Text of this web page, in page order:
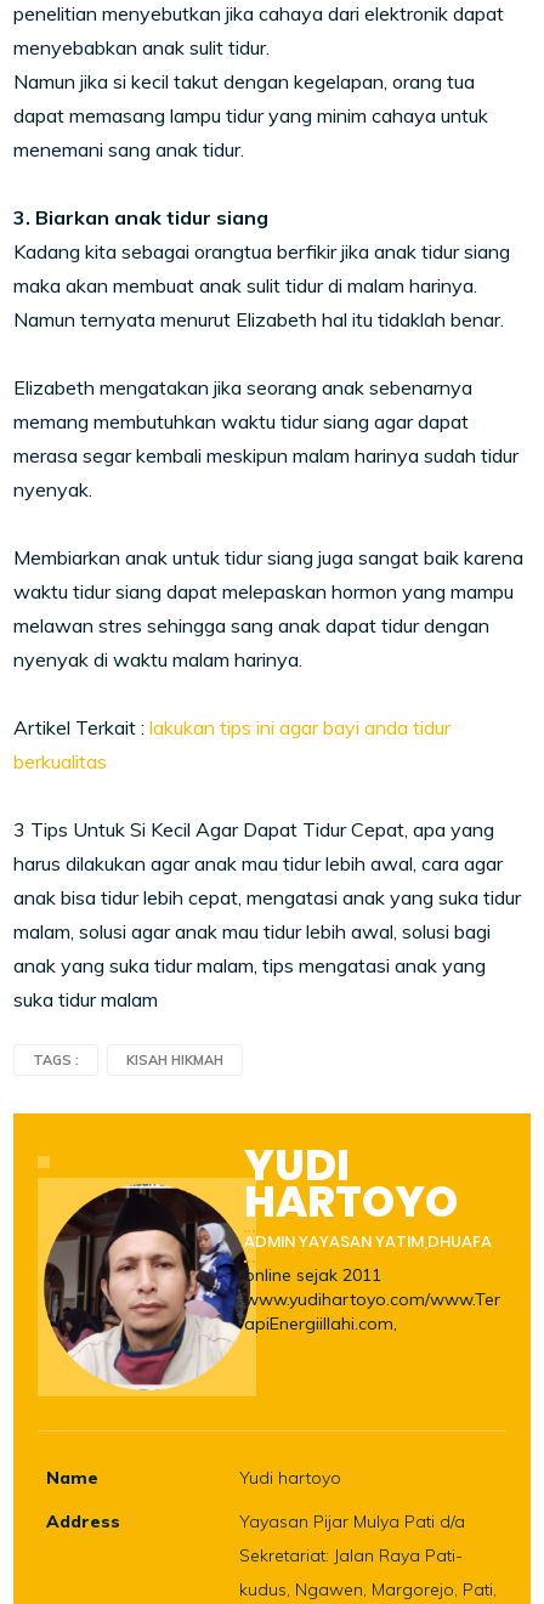
penelitian menyebutkan jika cahaya dari elektronik dapat
menyebabkan anak sulit tidur.
Namun jika si kecil takut dengan kegelapan, orang tua
dapat memasang lampu tidur yang minim cahaya untuk
menemani sang anak tidur.
3. Biarkan anak tidur siang
Kadang kita sebagai orangtua berfikir jika anak tidur siang
maka akan membuat anak sulit tidur di malam harinya.
Namun ternyata menurut Elizabeth hal itu tidaklah benar.
Elizabeth mengatakan jika seorang anak sebenarnya
memang membutuhkan waktu tidur siang agar dapat
merasa segar kembali meskipun malam harinya sudah tidur
nyenyak.
Membiarkan anak untuk tidur siang juga sangat baik karena
waktu tidur siang dapat melepaskan hormon yang mampu
melawan stres sehingga sang anak dapat tidur dengan
nyenyak di waktu malam harinya.
Artikel Terkait :lakukan tips ini agar bayi anda tidur
berkualitas
3 Tips Untuk Si Kecil Agar Dapat Tidur Cepat, apa yang
harus dilakukan agar anak mau tidur lebih awal, cara agar
anak bisa tidur lebih cepat, mengatasi anak yang suka tidur
malam, solusi agar anak mau tidur lebih awal, solusi bagi
anak yang suka tidur malam, tips mengatasi anak yang
suka tidur malam
TAGS : KISAH HIKMAH
YUDI
HARTOYO
ADMIN YAYASAN YATIM,DHUAFA
online sejak 2011
www.yudihartoyo.com/www.Ter
apiEnergiillahi.com,
Name
Yudi hartoyo
Address
Yayasan Pijar Mulya Pati d/a
Sekretariat: Jalan Raya Pati-
kudus, Ngawen, Margorejo, Pati,